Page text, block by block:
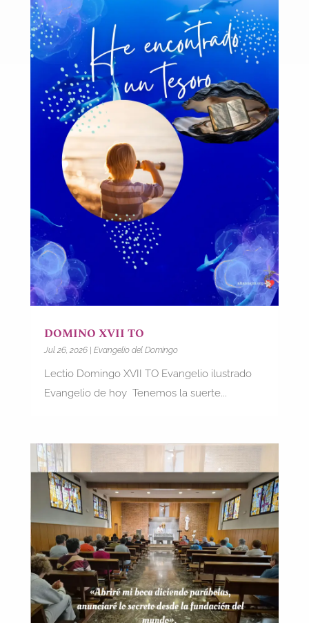
DOMINO XVII TO
Jul 26, 2026| Evangelio del Domingo
Lectio Domingo XVII TO Evangelio ilustrado
Evangelio de hoy Tenemos la suerte...